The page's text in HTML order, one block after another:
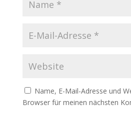
Name, E-Mail-Adresse und
Browser für meinen nächsten